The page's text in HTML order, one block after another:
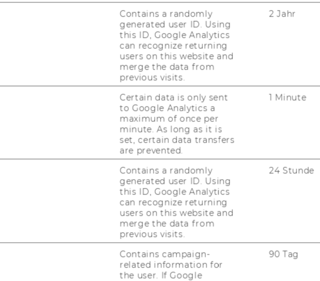
JOBS
JOBS
JOBPORTAL
RESEARCH CAREER
WELCOME SERVICES
JOBS MIT WU-STUDIUM
KARRIEREKONTAKTE AN DER
KARRIERENETZWERKE AN DER
Contains a randomly
generated user ID. Using
this ID, Google Analytics
can recognize returning
users on this website and
merge the data from
previous visits.
2 Jahr
Certain data is only sent
to Google Analytics a
maximum of once per
minute. As long as it is
set, certain data transfers
are prevented.
1 Minute
Contains a randomly
generated user ID. Using
this ID, Google Analytics
can recognize returning
users on this website and
merge the data from
previous visits.
24 Stunde
Contains campaign-
related information for
the user. If Google
90 Tag